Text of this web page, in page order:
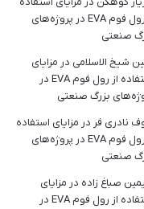
از رول فوم EVA در پروژه‌های
صنعتی
شیخ الاسلامی در مزایای
استفاده از رول فوم EVA در
بزرگ صنعتی
نادری فر در مزایای استفاده
از رول فوم EVA در پروژه‌های
صنعتی
صباغ زاده در مزایای
استفاده از رول فوم EVA در